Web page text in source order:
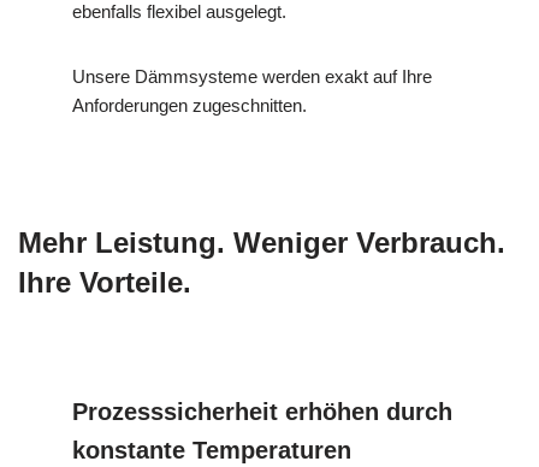
ebenfalls flexibel ausgelegt.
Unsere Dämmsysteme werden exakt auf Ihre
Anforderungen zugeschnitten.
Mehr Leistung. Weniger Verbrauch.
Ihre Vorteile.
Prozesssicherheit erhöhen durch
konstante Temperaturen